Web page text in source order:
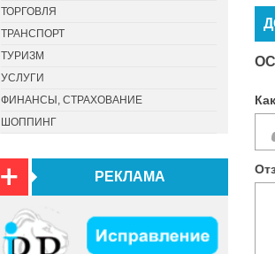
ТОРГОВЛЯ
ТРАНСПОРТ
ТУРИЗМ
УСЛУГИ
ФИНАНСЫ, СТРАХОВАНИЕ
ШОППИНГ
РЕКЛАМА